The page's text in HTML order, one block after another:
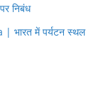
निबंध
भारत में पर्यटन स्थल